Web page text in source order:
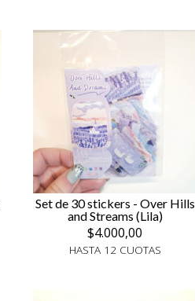
Set de 30 stickers - Over Hills
and Streams (Lila)
$4.000,00
HASTA 12 CUOTAS